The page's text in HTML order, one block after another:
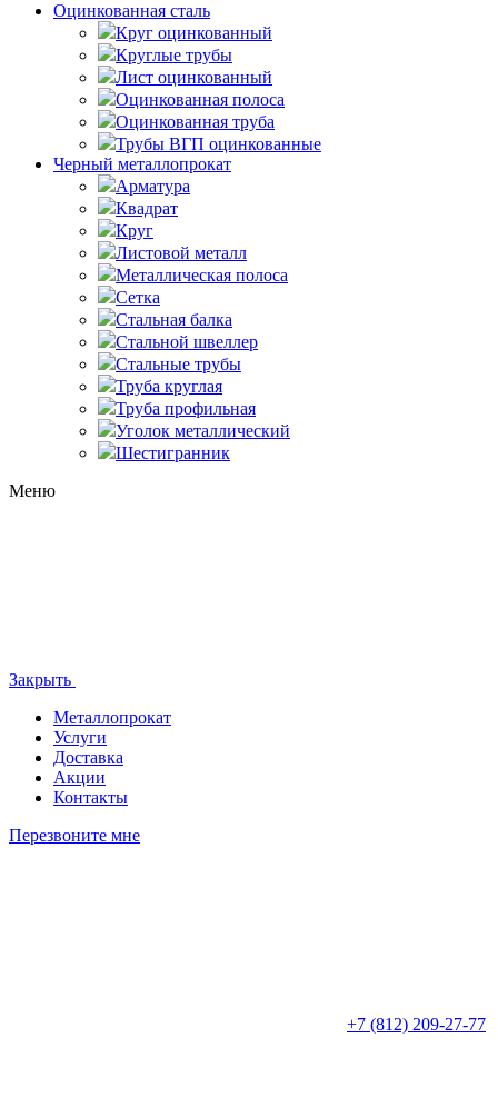
Оцинкованная сталь
Круг оцинкованный
Круглые трубы
Лист оцинкованный
Оцинкованная полоса
Оцинкованная труба
Трубы ВГП оцинкованные
Черный металлопрокат
Арматура
Квадрат
Круг
Листовой металл
Металлическая полоса
Сетка
Стальная балка
Стальной швеллер
Стальные трубы
Труба круглая
Труба профильная
Уголок металлический
Шестигранник
Меню
Закрыть
Металлопрокат
Услуги
Доставка
Акции
Контакты
Перезвоните мне
+7 (812) 209-27-77